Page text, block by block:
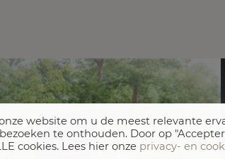
website om u de meest relevante
te onthouden. Door op
cookies. Lees hier onze privacy- en